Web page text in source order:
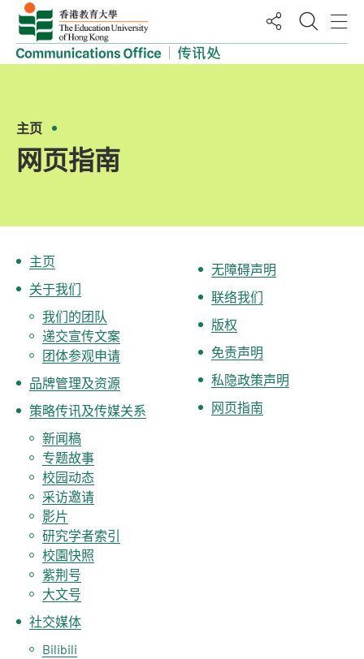
分享
开启
主页
网页指南
主页
关于我们
我们的团队
递交宣传文案
团体参观申请
品牌管理及资源
策略传讯及传媒关系
新闻稿
专题故事
校园动态
采访邀请
影片
研究学者索引
校園快照
紫荆号
大文号
社交媒体
Bilibili
无障碍声明
联络我们
版权
免责声明
私隐政策声明
网页指南